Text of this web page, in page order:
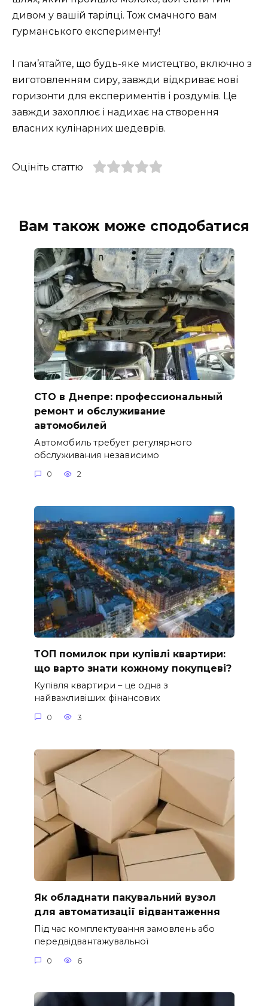
дивом у вашій тарілці. Тож смачного вам
гурманського експерименту!
І пам’ятайте, що будь-яке мистецтво, включно з
виготовленням сиру, завжди відкриває нові
горизонти для експериментів і роздумів. Це
завжди захоплює і надихає на створення
власних кулінарних шедеврів.
Оцініть статтю
Вам також може сподобатися
СТО в Днепре: профессиональный
ремонт и обслуживание
автомобилей
Автомобиль требует регулярного
обслуживания независимо
0 2
ТОП помилок при купівлі квартири:
що варто знати кожному покупцеві?
Купівля квартири – це одна з
найважливіших фінансових
0 3
Як обладнати пакувальний вузол
для автоматизації відвантаження
Під час комплектування замовлень або
передвідвантажувальної
0 6